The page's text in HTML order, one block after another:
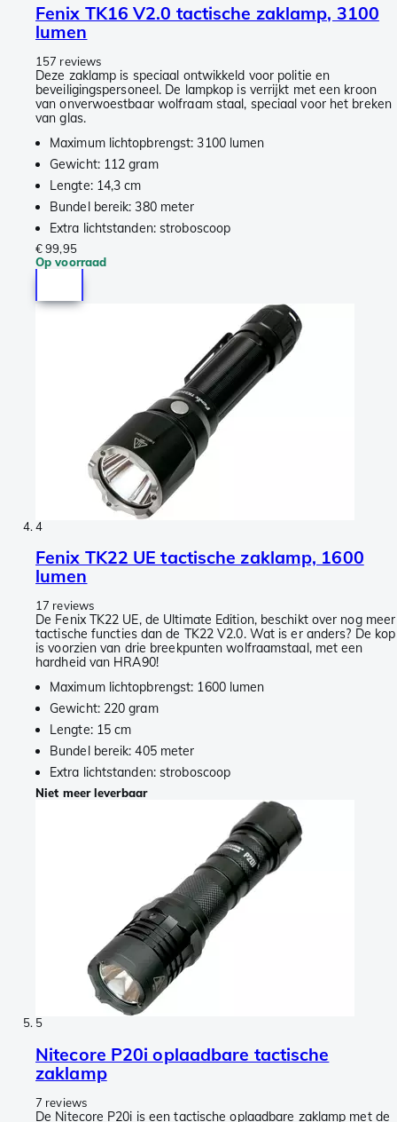
Fenix TK16 V2.0 tactische zaklamp, 3100
lumen
157 reviews
Deze zaklamp is speciaal ontwikkeld voor politie en
beveiligingspersoneel. De lampkop is verrijkt met een kroon
van onverwoestbaar wolfraam staal, speciaal voor het breken
van glas.
Maximum lichtopbrengst: 3100 lumen
Gewicht: 112 gram
Lengte: 14,3 cm
Bundel bereik: 380 meter
Extra lichtstanden: stroboscoop
€ 99,95
Op voorraad
4
Fenix TK22 UE tactische zaklamp, 1600
lumen
17 reviews
De Fenix TK22 UE, de Ultimate Edition, beschikt over nog meer
tactische functies dan de TK22 V2.0. Wat is er anders? De kop
is voorzien van drie breekpunten wolfraamstaal, met een
hardheid van HRA90!
Maximum lichtopbrengst: 1600 lumen
Gewicht: 220 gram
Lengte: 15 cm
Bundel bereik: 405 meter
Extra lichtstanden: stroboscoop
Niet meer leverbaar
5
Nitecore P20i oplaadbare tactische
zaklamp
7 reviews
De Nitecore P20i is een tactische oplaadbare zaklamp met de